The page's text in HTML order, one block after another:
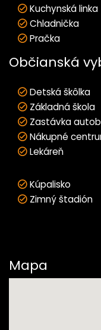
Kuchynská linka
Chladnička
Pračka
Občianská
Detská škôlka
Základná škola
Zastávka
Nákupné
Lekáreň
Kúpalisko
Zimný štadión
Mapa